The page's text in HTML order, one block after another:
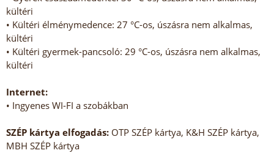
kültéri
• Kültéri élménymedence: 27 °C-os, úszásra nem alkalmas,
kültéri
• Kültéri gyermek-pancsoló: 29 °C-os, úszásra nem alkalmas,
kültéri
Internet:
• Ingyenes WI-FI a szobákban
SZÉP kártya elfogadás: OTP SZÉP kártya, K&H SZÉP kártya,
MBH SZÉP kártya